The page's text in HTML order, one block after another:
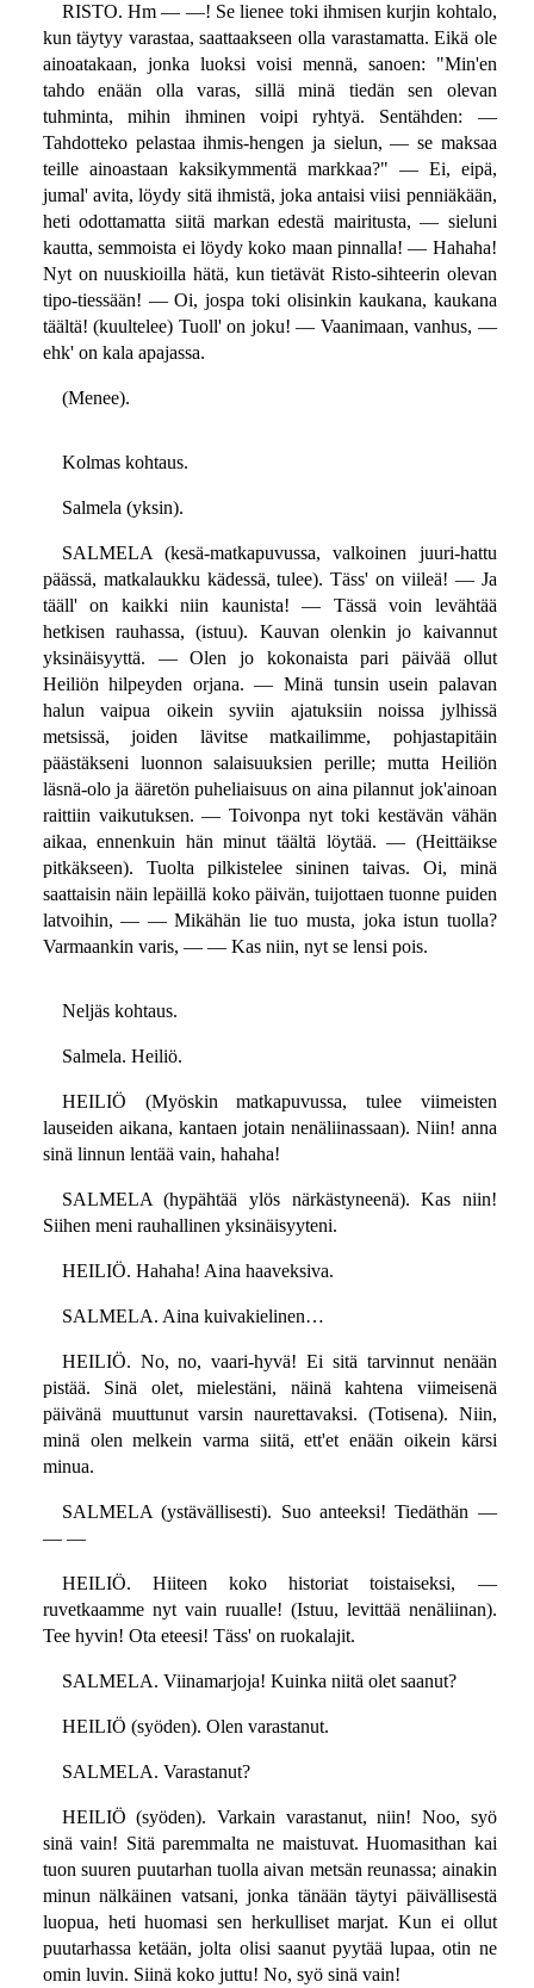
RISTO. Hm — —! Se lienee toki ihmisen kurjin kohtalo,
kun täytyy varastaa, saattaakseen olla varastamatta. Eikä ole
ainoatakaan, jonka luoksi voisi mennä, sanoen: "Min'en
tahdo enään olla varas, sillä minä tiedän sen olevan
tuhminta, mihin ihminen voipi ryhtyä. Sentähden: —
Tahdotteko pelastaa ihmis-hengen ja sielun, — se maksaa
teille ainoastaan kaksikymmentä markkaa?" — Ei, eipä,
jumal' avita, löydy sitä ihmistä, joka antaisi viisi penniäkään,
heti odottamatta siitä markan edestä mairitusta, — sieluni
kautta, semmoista ei löydy koko maan pinnalla! — Hahaha!
Nyt on nuuskioilla hätä, kun tietävät Risto-sihteerin olevan
tipo-tiessään! — Oi, jospa toki olisinkin kaukana, kaukana
täältä! (kuultelee) Tuoll' on joku! — Vaanimaan, vanhus, —
ehk' on kala apajassa.
(Menee).
Kolmas kohtaus.
Salmela (yksin).
SALMELA (kesä-matkapuvussa, valkoinen juuri-hattu
päässä, matkalaukku kädessä, tulee). Täss' on viileä! — Ja
tääll' on kaikki niin kaunista! — Tässä voin levähtää
hetkisen rauhassa, (istuu). Kauvan olenkin jo kaivannut
yksinäisyyttä. — Olen jo kokonaista pari päivää ollut
Heiliön hilpeyden orjana. — Minä tunsin usein palavan
halun vaipua oikein syviin ajatuksiin noissa jylhissä
metsissä, joiden lävitse matkailimme, pohjastapitäin
päästäkseni luonnon salaisuuksien perille; mutta Heiliön
läsnä-olo ja ääretön puheliaisuus on aina pilannut jok'ainoan
raittiin vaikutuksen. — Toivonpa nyt toki kestävän vähän
aikaa, ennenkuin hän minut täältä löytää. — (Heittäikse
pitkäkseen). Tuolta pilkistelee sininen taivas. Oi, minä
saattaisin näin lepäillä koko päivän, tuijottaen tuonne puiden
latvoihin, — — Mikähän lie tuo musta, joka istun tuolla?
Varmaankin varis, — — Kas niin, nyt se lensi pois.
Neljäs kohtaus.
Salmela. Heiliö.
HEILIÖ (Myöskin matkapuvussa, tulee viimeisten
lauseiden aikana, kantaen jotain nenäliinassaan). Niin! anna
sinä linnun lentää vain, hahaha!
SALMELA (hypähtää ylös närkästyneenä). Kas niin!
Siihen meni rauhallinen yksinäisyyteni.
HEILIÖ. Hahaha! Aina haaveksiva.
SALMELA. Aina kuivakielinen…
HEILIÖ. No, no, vaari-hyvä! Ei sitä tarvinnut nenään
pistää. Sinä olet, mielestäni, näinä kahtena viimeisenä
päivänä muuttunut varsin naurettavaksi. (Totisena). Niin,
minä olen melkein varma siitä, ett'et enään oikein kärsi
minua.
SALMELA (ystävällisesti). Suo anteeksi! Tiedäthän —
— —
HEILIÖ. Hiiteen koko historiat toistaiseksi, —
ruvetkaamme nyt vain ruualle! (Istuu, levittää nenäliinan).
Tee hyvin! Ota eteesi! Täss' on ruokalajit.
SALMELA. Viinamarjoja! Kuinka niitä olet saanut?
HEILIÖ (syöden). Olen varastanut.
SALMELA. Varastanut?
HEILIÖ (syöden). Varkain varastanut, niin! Noo, syö
sinä vain! Sitä paremmalta ne maistuvat. Huomasithan kai
tuon suuren puutarhan tuolla aivan metsän reunassa; ainakin
minun nälkäinen vatsani, jonka tänään täytyi päivällisestä
luopua, heti huomasi sen herkulliset marjat. Kun ei ollut
puutarhassa ketään, jolta olisi saanut pyytää lupaa, otin ne
omin luvin. Siinä koko juttu! No, syö sinä vain!